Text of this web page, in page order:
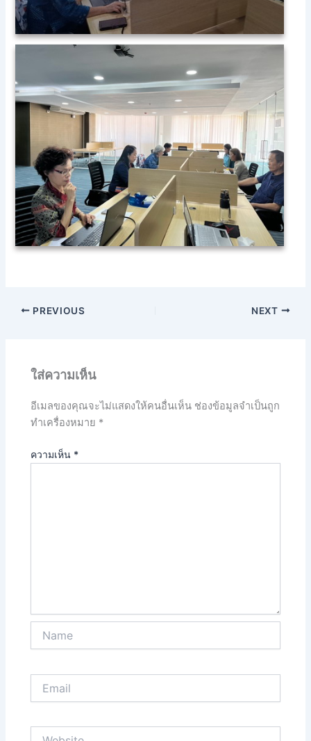
PREVIOUS NEXT
ใส่ความเห็น
อีเมลของคุณจะไม่แสดงให้คนอื่นเห็น ช่องข้อมูลจำเป็นถูก
ทำเครื่องหมาย *
ความเห็น *